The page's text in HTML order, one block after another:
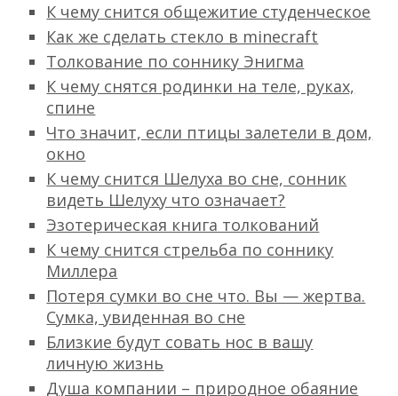
К чему снится общежитие студенческое
Как же сделать стекло в minecraft
Толкование по соннику Энигма
К чему снятся родинки на теле, руках,
спине
Что значит, если птицы залетели в дом,
окно
К чему снится Шелуха во сне, сонник
видеть Шелуху что означает?
Эзотерическая книга толкований
К чему снится стрельба по соннику
Миллера
Потеря сумки во сне что. Вы — жертва.
Сумка, увиденная во сне
Близкие будут совать нос в вашу
личную жизнь
Душа компании – природное обаяние